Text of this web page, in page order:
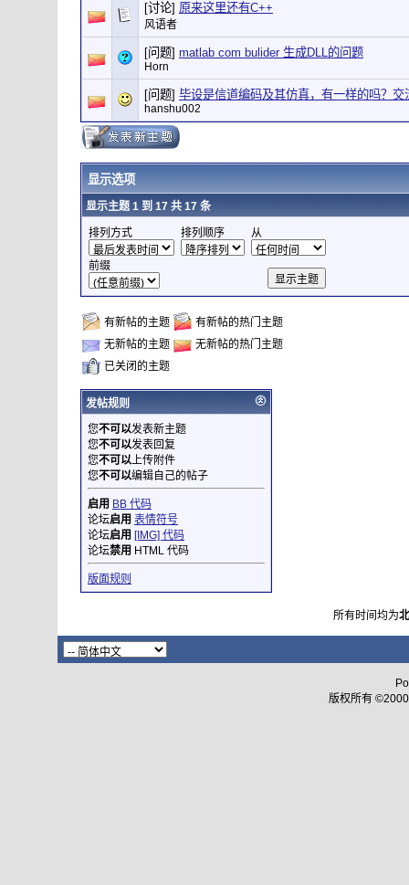
[讨论] 原来这里还有C++
风语者
[问题] matlab com bulider 生成DLL的问题
Horn
[问题] 毕设是信道编码及其仿真，有一样的吗？交
hanshu002
显示选项
显示主题 1 到 17 共 17 条
排列方式 排列顺序 从
前缀
有新帖的主题
有新帖的热门主题
无新帖的主题
无新帖的热门主题
已关闭的主题
发帖规则
您不可以发表新主题
您不可以发表回复
您不可以上传附件
您不可以编辑自己的帖子
启用 BB 代码
论坛启用 表情符号
论坛启用 [IMG] 代码
论坛禁用 HTML 代码
版面规则
所有时间均为
版权所有